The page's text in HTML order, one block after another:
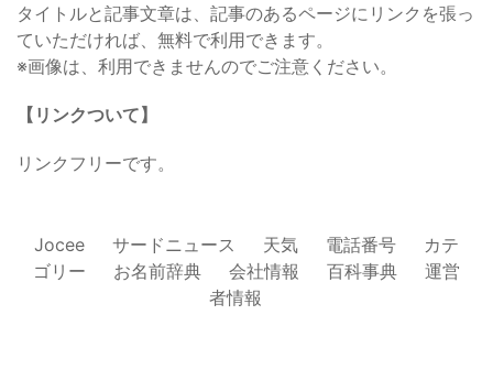
タイトルと記事文章は、記事のあるページにリンクを張っ
ていただければ、無料で利用できます。
※画像は、利用できませんのでご注意ください。
【リンクついて】
リンクフリーです。
Jocee サードニュース 天気 電話番号
カテ
ゴリー
お名前辞典 会社情報 百科事典
運営
者情報